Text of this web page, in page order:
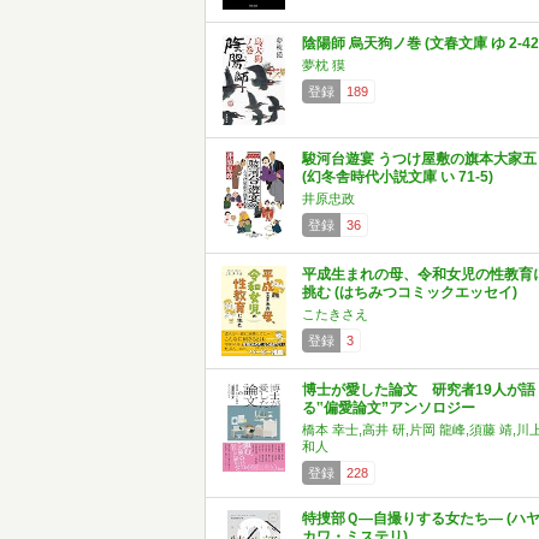
陰陽師 烏天狗ノ巻 (文春文庫 ゆ 2-
夢枕 獏
登録
189
駿河台遊宴 うつけ屋敷の旗本大家五
(幻冬舎時代小説文庫 い 71-5)
井原忠政
登録
36
平成生まれの母、令和女児の性教育
挑む (はちみつコミックエッセイ)
こたきさえ
登録
3
博士が愛した論文 研究者19人が語
る‟偏愛論文”アンソロジー
橋本 幸士,高井 研,片岡 龍峰,須藤 靖,川
和人
登録
228
特捜部Ｑ―自撮りする女たち― (ハヤ